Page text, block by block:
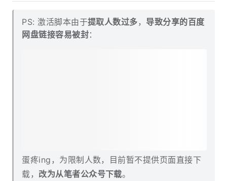
PS: 激活脚本由于提取人数过多 ， 导致分享的百度
网盘链接容易被封：
蛋疼ing，为限制人数，目前暂不提供页面直接下
载， 改为从笔者公众号下载。